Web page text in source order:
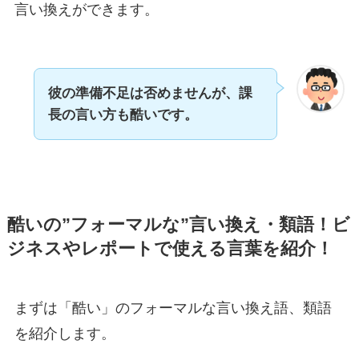
言い換えができます。
彼の準備不足は否めませんが、課
長の言い方も酷いです。
酷いの”フォーマルな”言い換え・類語！ビ
ジネスやレポートで使える言葉を紹介！
まずは「酷い」のフォーマルな言い換え語、類語
を紹介します。